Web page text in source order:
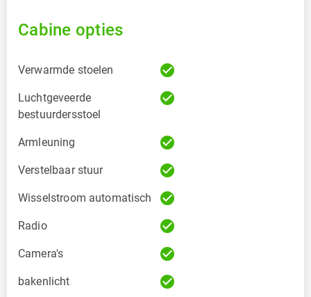
Cabine opties
Verwarmde stoelen check_circle
Luchtgeveerde
bestuurdersstoel
check_circle
Armleuning check_circle
Verstelbaar stuur check_circle
Wisselstroom automatisch check_circle
Radio check_circle
Camera's check_circle
bakenlicht check_circle